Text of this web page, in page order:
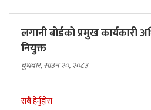
लगानी बोर्डको प्रमुख कार्यकारी
नियुक्त
बुधबार, साउन २०, २०८३
सबै हेर्नुहोस